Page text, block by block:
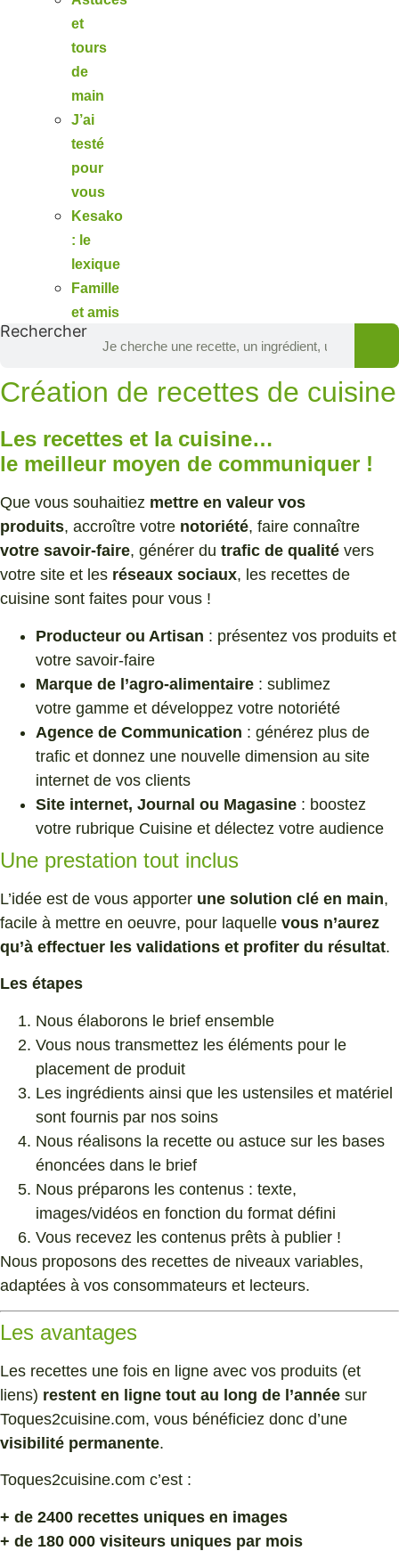
et
tours
de
main
J’ai
testé
pour
vous
Kesako
: le
lexique
Famille
et amis
Rechercher
Création de recettes de cuisine
Les recettes et la cuisine…
le meilleur moyen de communiquer !
Que vous souhaitiez mettre en valeur vos
produits, accroître votre notoriété, faire connaître
votre savoir-faire, générer du trafic de qualité vers
votre site et les réseaux sociaux, les recettes de
cuisine sont faites pour vous !
Producteur ou Artisan : présentez vos produits et
votre savoir-faire
Marque de l’agro-alimentaire : sublimez
votre gamme et développez votre notoriété
Agence de Communication : générez plus de
trafic et donnez une nouvelle dimension au site
internet de vos clients
Site internet, Journal ou Magasine : boostez
votre rubrique Cuisine et délectez votre audience
Une prestation tout inclus
L’idée est de vous apporter une solution clé en main,
facile à mettre en oeuvre, pour laquelle vous n’aurez
qu’à effectuer les validations et profiter du résultat.
Les étapes
Nous élaborons le brief ensemble
Vous nous transmettez les éléments pour le
placement de produit
Les ingrédients ainsi que les ustensiles et matériel
sont fournis par nos soins
Nous réalisons la recette ou astuce sur les bases
énoncées dans le brief
Nous préparons les contenus : texte,
images/vidéos en fonction du format défini
Vous recevez les contenus prêts à publier !
Nous proposons des recettes de niveaux variables,
adaptées à vos consommateurs et lecteurs.
Les avantages
Les recettes une fois en ligne avec vos produits (et
liens) restent en ligne tout au long de l’année sur
Toques2cuisine.com, vous bénéficiez donc d’une
visibilité permanente.
Toques2cuisine.com c’est :
+ de 2400 recettes uniques en images
+ de 180 000 visiteurs uniques par mois